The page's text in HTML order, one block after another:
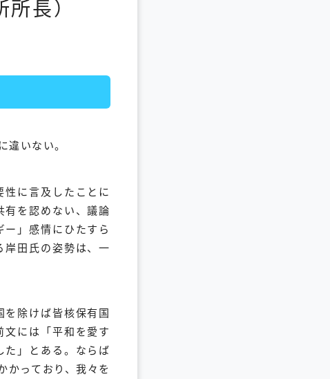
長）
いない。
に言及したことに
を認めない、議論
」感情にひたすら
田氏の姿勢は、一
除けば皆核保有国
には「平和を愛す
た」とある。ならば
かっており、我々を